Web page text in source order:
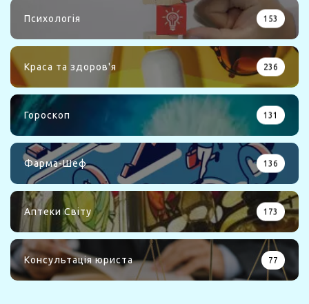
Психологія 153
Краса та здоров'я 236
Гороскоп 131
Фарма-Шеф 136
Аптеки Світу 173
Консультація юриста 77